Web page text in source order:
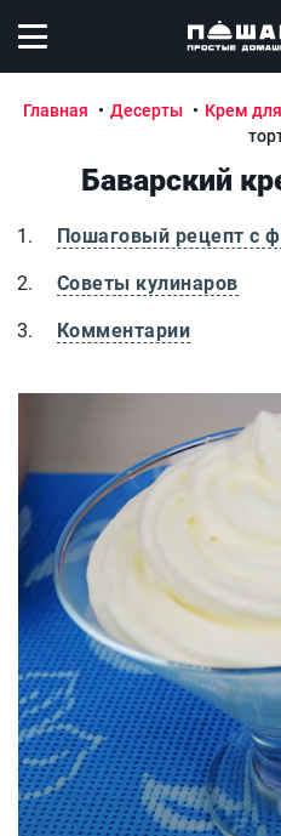
Открыть меню
Главная Десерты Крем
Баварский
Пошаговый рецепт с
Советы кулинаров
Комментарии